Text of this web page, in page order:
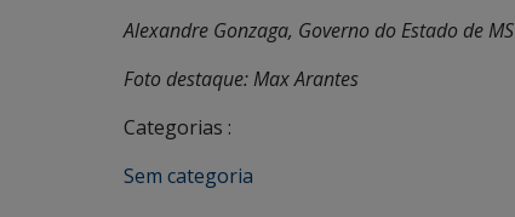
Alexandre Gonzaga, Governo do Estado de MS
Foto destaque: Max Arantes
Categorias :
Sem categoria